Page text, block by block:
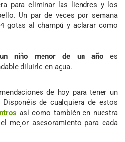
para eliminar las liendres y los
Un par de veces por semana
gotas al champú y aclarar como
niño menor de un año es
diluirlo en agua.
de hoy para tener un
de cualquiera de estos
así como también en nuestra
mejor asesoramiento para cada